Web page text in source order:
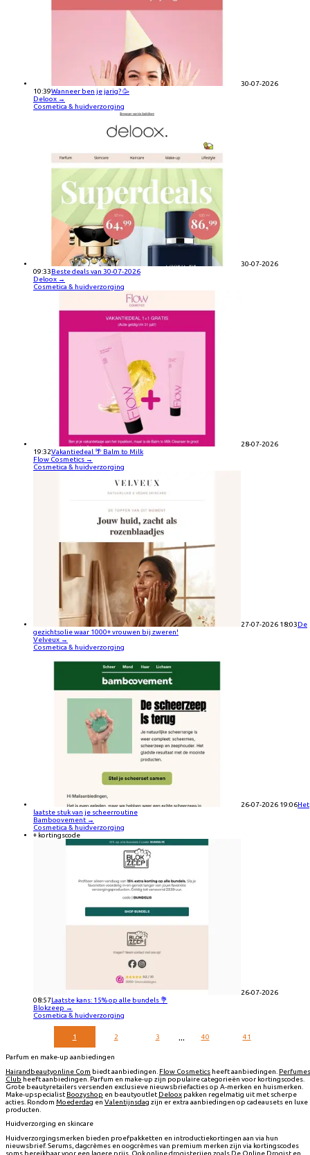
30-07-2026
10:39Wanneer ben je jarig? 🥳
Deloox →
Cosmetica & huidverzorging
30-07-2026
09:33Beste deals van 30-07-2026
Deloox →
Cosmetica & huidverzorging
28-07-2026
19:32Vakantiedeal 🌴 Balm to Milk
Flow Cosmetics →
Cosmetica & huidverzorging
27-07-2026 18:03De
gezichtsolie waar 1000+ vrouwen bij zweren!
Velveux →
Cosmetica & huidverzorging
26-07-2026 19:06Het
laatste stuk van je scheerroutine
Bamboovement →
Cosmetica & huidverzorging
+ kortingscode
26-07-2026
08:57Laatste kans: 15% op alle bundels 💐
Blokzeep →
Cosmetica & huidverzorging
1 2 3 ... 40 41
Parfum en make-up aanbiedingen
Hairandbeautyonline Com biedt aanbiedingen. Flow Cosmetics heeft aanbiedingen. Perfumes
Club heeft aanbiedingen. Parfum en make-up zijn populaire categorieën voor kortingscodes.
Grote beautyretailers versenden exclusieve nieuwsbriefacties op A-merken en huismerken.
Make-upspecialist Boozyshop en beautyoutlet Deloox pakken regelmatig uit met scherpe
acties. Rondom Moederdag en Valentijnsdag zijn er extra aanbiedingen op cadeausets en luxe
producten.
Huidverzorging en skincare
Huidverzorgingsmerken bieden proefpakketten en introductiekortingen aan via hun
nieuwsbrief. Serums, dagcrèmes en oogcrèmes van premium merken zijn via kortingscodes
soms bereikbaar voor een lagere prijs. Ook online drogisterijen zoals De Online Drogist en